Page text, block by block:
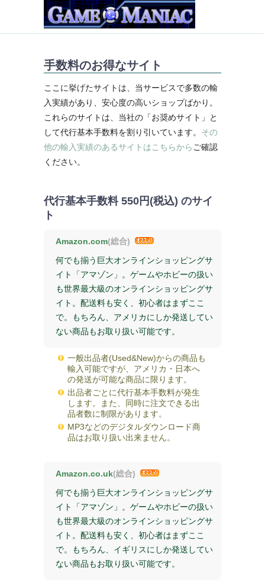
手数料のお得なサイト
ここに挙げたサイトは、当サービスで多数の輸
入実績があり、安心度の高いショップばかり。
これらのサイトは、当社の「お奨めサイト」と
して代行基本手数料を割り引いています。 その
他の輸入実績のあるサイトはこちらから ご確認
ください。
代行基本手数料 550円(税込) のサイ
ト
Amazon.com(総合)
何でも揃う巨大オンラインショッピングサ
イト「アマゾン」。ゲームやホビーの扱い
も世界最大級のオンラインショッピングサ
イト。配送料も安く、初心者はまずここ
で。もちろん、アメリカにしか発送してい
ない商品もお取り扱い可能です。
一般出品者(Used&New)からの商品も
輸入可能ですが、アメリカ・日本へ
の発送が可能な商品に限ります。
出品者ごとに代行基本手数料が発生
します。また、同時に注文できる出
品者数に制限があります。
MP3などのデジタルダウンロード商
品はお取り扱い出来ません。
Amazon.co.uk(総合)
何でも揃う巨大オンラインショッピングサ
イト「アマゾン」。ゲームやホビーの扱い
も世界最大級のオンラインショッピングサ
イト。配送料も安く、初心者はまずここ
で。もちろん、イギリスにしか発送してい
ない商品もお取り扱い可能です。